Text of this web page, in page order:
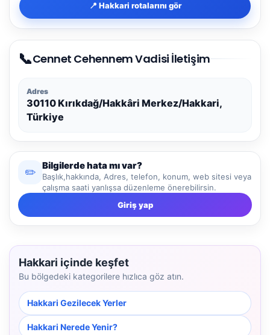
📍 Hakkari rotalarını gör
📞Cennet Cehennem Vadisi İletişim
Adres
30110 Kırıkdağ/Hakkâri Merkez/Hakkari,
Türkiye
✏️
Bilgilerde hata mı var?
Başlık,hakkında, Adres, telefon, konum, web sitesi veya
çalışma saati yanlışsa düzenleme önerebilirsin.
Giriş yap
Hakkari içinde keşfet
Bu bölgedeki kategorilere hızlıca göz atın.
Hakkari Gezilecek Yerler
Hakkari Nerede Yenir?